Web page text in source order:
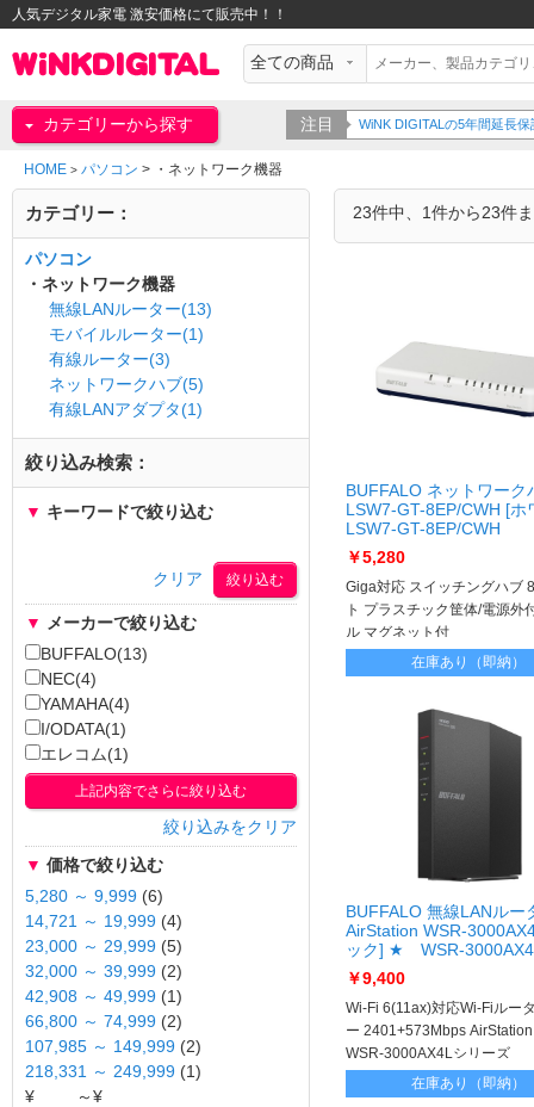
人気デジタル家電 激安価格にて販売中！！
カテゴリーから探す 注目 WiNK DIGITALの5年間延長
HOME > パソコン > ・ネットワーク機器
23件中、1件から23件
BUFFALO ネットワーク
LSW7-GT-8EP/CWH [ホ
LSW7-GT-8EP/CWH
￥5,280
Giga対応 スイッチングハブ
ト プラスチック筐体/電源外
ル マグネット付
在庫あり（即納）
BUFFALO 無線LANルー
AirStation WSR-
ック] ★ WSR-
￥9,400
Wi-Fi 6(11ax)対応Wi-Fiルー
ー 2401+573Mbps AirStation
WSR-3000AX4Lシリーズ
在庫あり（即納）
カテゴリー：
パソコン
・ネットワーク機器
無線LANルーター(13)
モバイルルーター(1)
有線ルーター(3)
ネットワークハブ(5)
有線LANアダプタ(1)
絞り込み検索：
▼ キーワードで絞り込む
クリア
▼ メーカーで絞り込む
BUFFALO(13)
NEC(4)
YAMAHA(4)
I/ODATA(1)
エレコム(1)
上記内容でさらに絞り込む
絞り込みをクリア
▼ 価格で絞り込む
5,280 ～ 9,999 (6)
14,721 ～ 19,999 (4)
23,000 ～ 29,999 (5)
32,000 ～ 39,999 (2)
42,908 ～ 49,999 (1)
66,800 ～ 74,999 (2)
107,985 ～ 149,999 (2)
218,331 ～ 249,999 (1)
¥
～¥